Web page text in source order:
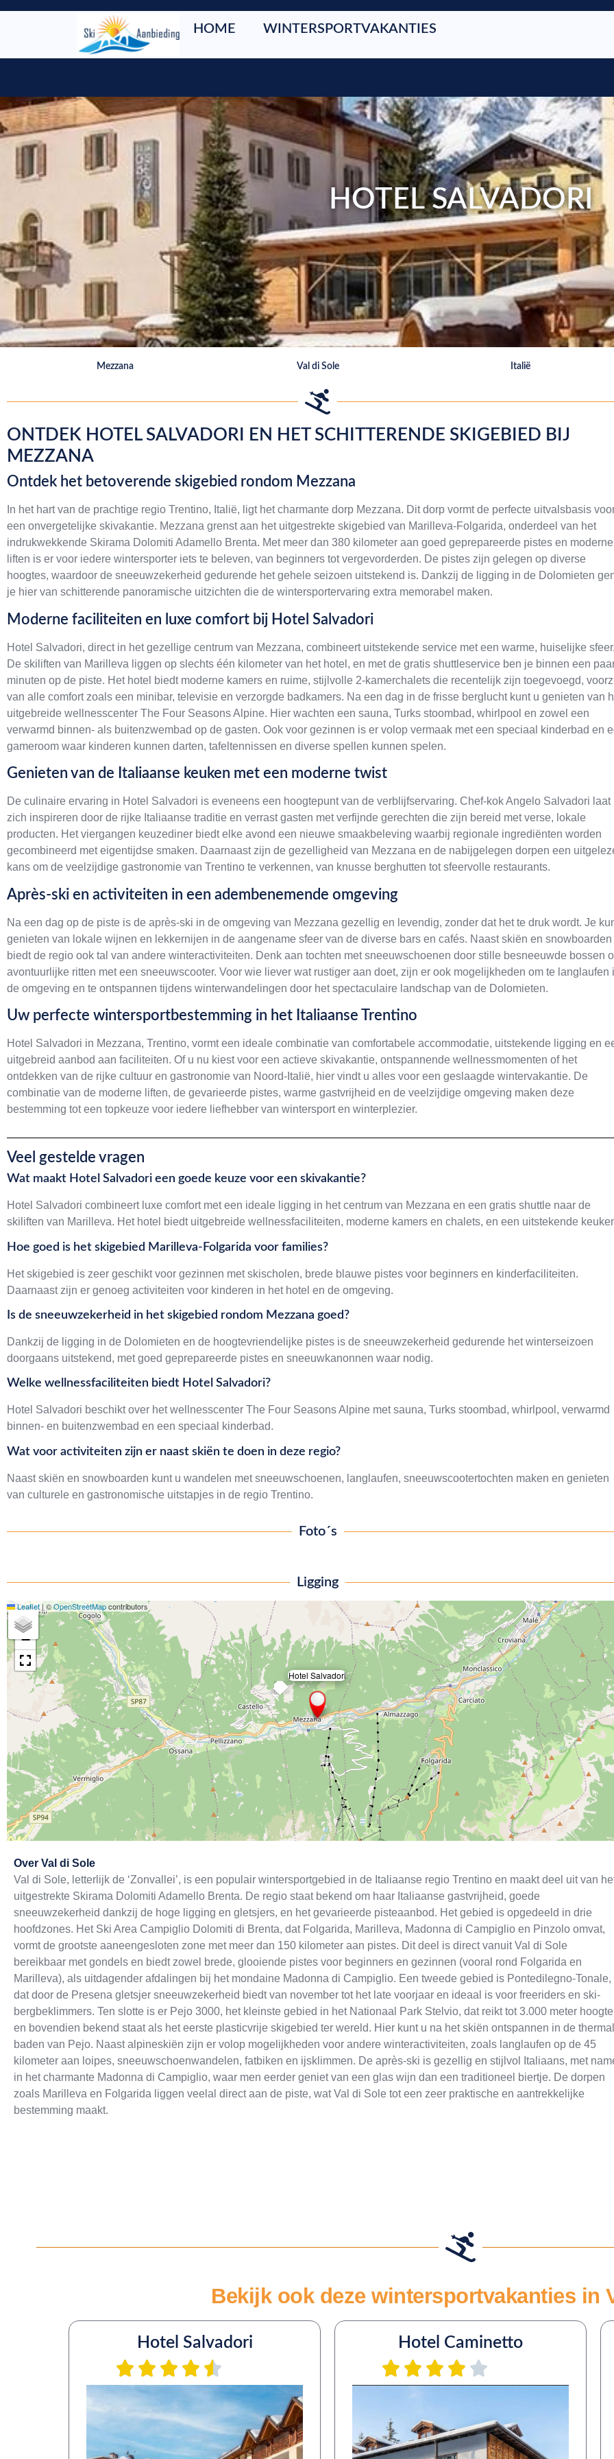
HOME WINTERSPORTVAKANTIES
HOTEL SALVADORI
Mezzana Val di Sole Italië
ONTDEK HOTEL SALVADORI EN HET SCHITTERENDE SKIGEBIED BIJ
MEZZANA
Ontdek het betoverende skigebied rondom Mezzana
In het hart van de prachtige regio Trentino, Italië, ligt het charmante dorp Mezzana. Dit dorp vormt de perfecte uitvalsbasis
een onvergetelijke skivakantie. Mezzana grenst aan het uitgestrekte skigebied van Marilleva-Folgarida, onderdeel van het
indrukwekkende Skirama Dolomiti Adamello Brenta. Met meer dan 380 kilometer aan goed geprepareerde pistes en moderne
liften is er voor iedere wintersporter iets te beleven, van beginners tot vergevorderden. De pistes zijn gelegen op diverse
hoogtes, waardoor de sneeuwzekerheid gedurende het gehele seizoen uitstekend is. Dankzij de ligging in de Dolomieten
je hier van schitterende panoramische uitzichten die de wintersportervaring extra memorabel maken.
Moderne faciliteiten en luxe comfort bij Hotel Salvadori
Hotel Salvadori, direct in het gezellige centrum van Mezzana, combineert uitstekende service met een warme, huiselijke sfeer.
De skiliften van Marilleva liggen op slechts één kilometer van het hotel, en met de gratis shuttleservice ben je binnen een
minuten op de piste. Het hotel biedt moderne kamers en ruime, stijlvolle 2-kamerchalets die recentelijk zijn toegevoegd,
van alle comfort zoals een minibar, televisie en verzorgde badkamers. Na een dag in de frisse berglucht kunt u genieten van
uitgebreide wellnesscenter The Four Seasons Alpine. Hier wachten een sauna, Turks stoombad, whirlpool en zowel een
verwarmd binnen- als buitenzwembad op de gasten. Ook voor gezinnen is er volop vermaak met een speciaal kinderbad en
gameroom waar kinderen kunnen darten, tafeltennissen en diverse spellen kunnen spelen.
Genieten van de Italiaanse keuken met een moderne twist
De culinaire ervaring in Hotel Salvadori is eveneens een hoogtepunt van de verblijfservaring. Chef-kok Angelo Salvadori laat
zich inspireren door de rijke Italiaanse traditie en verrast gasten met verfijnde gerechten die zijn bereid met verse, lokale
producten. Het viergangen keuzediner biedt elke avond een nieuwe smaakbeleving waarbij regionale ingrediënten worden
gecombineerd met eigentijdse smaken. Daarnaast zijn de gezelligheid van Mezzana en de nabijgelegen dorpen een
kans om de veelzijdige gastronomie van Trentino te verkennen, van knusse berghutten tot sfeervolle restaurants.
Après-ski en activiteiten in een adembenemende omgeving
Na een dag op de piste is de après-ski in de omgeving van Mezzana gezellig en levendig, zonder dat het te druk wordt. Je
genieten van lokale wijnen en lekkernijen in de aangename sfeer van de diverse bars en cafés. Naast skiën en snowboarden
biedt de regio ook tal van andere winteractiviteiten. Denk aan tochten met sneeuwschoenen door stille besneeuwde bossen
avontuurlijke ritten met een sneeuwscooter. Voor wie liever wat rustiger aan doet, zijn er ook mogelijkheden om te langlaufen
de omgeving en te ontspannen tijdens winterwandelingen door het spectaculaire landschap van de Dolomieten.
Uw perfecte wintersportbestemming in het Italiaanse Trentino
Hotel Salvadori in Mezzana, Trentino, vormt een ideale combinatie van comfortabele accommodatie, uitstekende ligging en
uitgebreid aanbod aan faciliteiten. Of u nu kiest voor een actieve skivakantie, ontspannende wellnessmomenten of het
ontdekken van de rijke cultuur en gastronomie van Noord-Italië, hier vindt u alles voor een geslaagde wintervakantie. De
combinatie van de moderne liften, de gevarieerde pistes, warme gastvrijheid en de veelzijdige omgeving maken deze
bestemming tot een topkeuze voor iedere liefhebber van wintersport en winterplezier.
Veel gestelde vragen
Wat maakt Hotel Salvadori een goede keuze voor een skivakantie?
Hotel Salvadori combineert luxe comfort met een ideale ligging in het centrum van Mezzana en een gratis shuttle naar de
skiliften van Marilleva. Het hotel biedt uitgebreide wellnessfaciliteiten, moderne kamers en chalets, en een uitstekende
Hoe goed is het skigebied Marilleva-Folgarida voor families?
Het skigebied is zeer geschikt voor gezinnen met skischolen, brede blauwe pistes voor beginners en kinderfaciliteiten.
Daarnaast zijn er genoeg activiteiten voor kinderen in het hotel en de omgeving.
Is de sneeuwzekerheid in het skigebied rondom Mezzana goed?
Dankzij de ligging in de Dolomieten en de hoogtevriendelijke pistes is de sneeuwzekerheid gedurende het winterseizoen
doorgaans uitstekend, met goed geprepareerde pistes en sneeuwkanonnen waar nodig.
Welke wellnessfaciliteiten biedt Hotel Salvadori?
Hotel Salvadori beschikt over het wellnesscenter The Four Seasons Alpine met sauna, Turks stoombad, whirlpool, verwarmd
binnen- en buitenzwembad en een speciaal kinderbad.
Wat voor activiteiten zijn er naast skiën te doen in deze regio?
Naast skiën en snowboarden kunt u wandelen met sneeuwschoenen, langlaufen, sneeuwscootertochten maken en genieten
van culturele en gastronomische uitstapjes in de regio Trentino.
Foto´s
Ligging
Hotel Salvadori
×
+
−
Leaflet |©OpenStreetMapcontributors
Over Val di Sole
Val di Sole, letterlijk de ‘Zonvallei’, is een populair wintersportgebied in de Italiaanse regio Trentino en maakt deel uit van
uitgestrekte Skirama Dolomiti Adamello Brenta. De regio staat bekend om haar Italiaanse gastvrijheid, goede
sneeuwzekerheid dankzij de hoge ligging en gletsjers, en het gevarieerde pisteaanbod. Het gebied is opgedeeld in drie
hoofdzones. Het Ski Area Campiglio Dolomiti di Brenta, dat Folgarida, Marilleva, Madonna di Campiglio en Pinzolo omvat,
vormt de grootste aaneengesloten zone met meer dan 150 kilometer aan pistes. Dit deel is direct vanuit Val di Sole
bereikbaar met gondels en biedt zowel brede, glooiende pistes voor beginners en gezinnen (vooral rond Folgarida en
Marilleva), als uitdagender afdalingen bij het mondaine Madonna di Campiglio. Een tweede gebied is Pontedilegno-Tonale,
dat door de Presena gletsjer sneeuwzekerheid biedt van november tot het late voorjaar en ideaal is voor freeriders en ski-
bergbeklimmers. Ten slotte is er Pejo 3000, het kleinste gebied in het Nationaal Park Stelvio, dat reikt tot 3.000 meter hoogte
en bovendien bekend staat als het eerste plasticvrije skigebied ter wereld. Hier kunt u na het skiën ontspannen in de
baden van Pejo. Naast alpineskiën zijn er volop mogelijkheden voor andere winteractiviteiten, zoals langlaufen op de 45
kilometer aan loipes, sneeuwschoenwandelen, fatbiken en ijsklimmen. De après-ski is gezellig en stijlvol Italiaans, met
in het charmante Madonna di Campiglio, waar men eerder geniet van een glas wijn dan een traditioneel biertje. De dorpen
zoals Marilleva en Folgarida liggen veelal direct aan de piste, wat Val di Sole tot een zeer praktische en aantrekkelijke
bestemming maakt.
Bekijk ook deze wintersportvakanties in
Hotel Salvadori Hotel Caminetto